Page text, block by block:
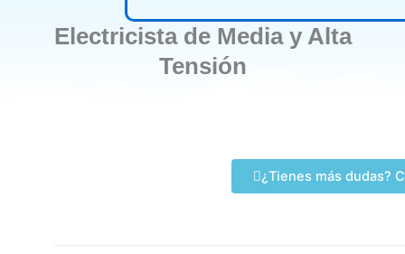
Electricista de Media y Alta
Tensión
¿Tienes más dudas?